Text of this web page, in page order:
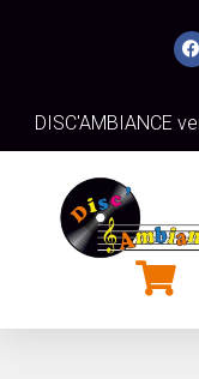
DISC'AMBIANCE